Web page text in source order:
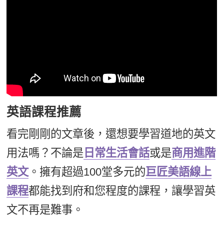
英語課程推薦
看完剛剛的文章後，還想要學習道地的英文
用法嗎？不論是 日常生活會話或是商用進階
英文。擁有超過100堂多元的巨匠美語線上
課程都能找到府和您程度的課程，讓學習英
文不再是難事。